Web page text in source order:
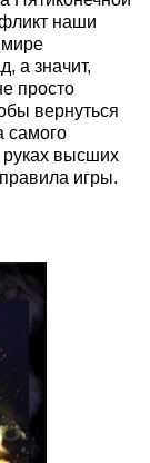
наши
мире
а значит,
просто
вернуться
самого
высших
игры.